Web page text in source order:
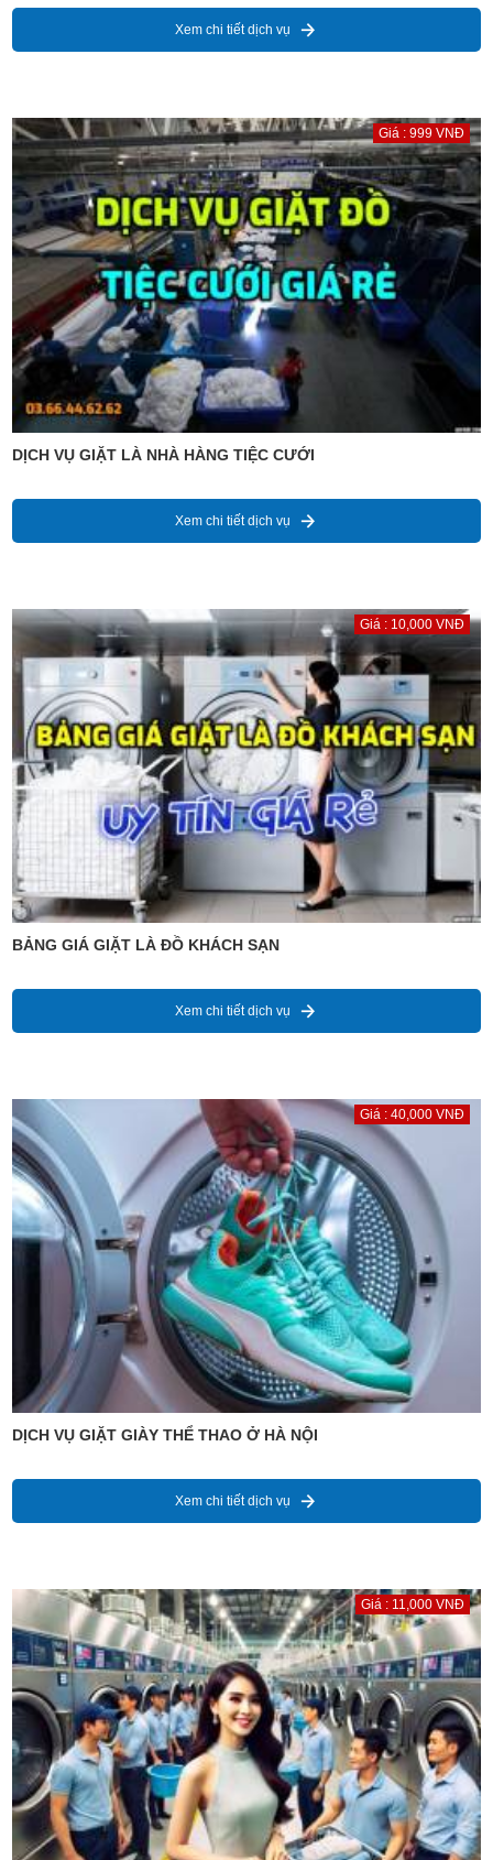
Xem chi tiết dịch vụ
Giá : 999 VNĐ
DỊCH VỤ GIẶT LÀ NHÀ HÀNG TIỆC CƯỚI
Xem chi tiết dịch vụ
Giá : 10,000 VNĐ
BẢNG GIÁ GIẶT LÀ ĐỒ KHÁCH SẠN
Xem chi tiết dịch vụ
Giá : 40,000 VNĐ
DỊCH VỤ GIẶT GIÀY THỂ THAO Ở HÀ NỘI
Xem chi tiết dịch vụ
Giá : 11,000 VNĐ